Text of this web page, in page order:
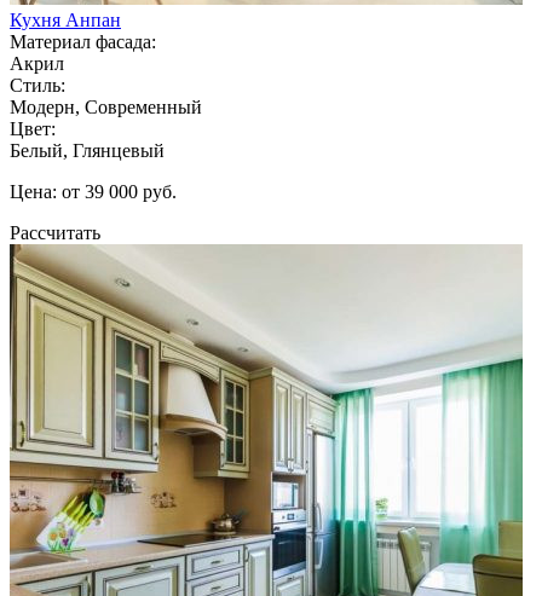
Кухня Анпан
Материал фасада:
Акрил
Стиль:
Модерн, Современный
Цвет:
Белый, Глянцевый
Цена: от 39 000 руб.
Рассчитать